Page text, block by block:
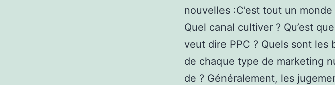
nouvelles :C’est tout un
Quel canal cultiver ? Qu’est
veut dire PPC ? Quels sont
de chaque type de marketing
de ? Généralement, les